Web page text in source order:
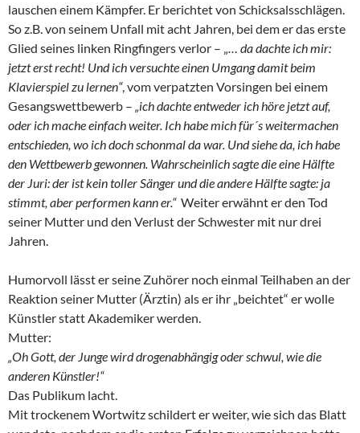
lauschen einem Kämpfer. Er berichtet von Schicksalsschlägen.
So z.B. von seinem Unfall mit acht Jahren, bei dem er das erste
Glied seines linken Ringfingers verlor – „
… da dachte ich mir:
jetzt erst recht! Und ich versuchte einen Umgang damit beim
Klavierspiel zu lernen“, vom verpatzten Vorsingen bei einem
Gesangswettbewerb – „ich dachte entweder ich höre jetzt auf,
oder ich mache einfach weiter. Ich habe mich für´s weitermachen
entschieden, wo ich doch schonmal da war. Und siehe da, ich habe
den Wettbewerb gewonnen. Wahrscheinlich sagte die eine Hälfte
der Juri: der ist kein toller Sänger und die andere Hälfte sagte: ja
stimmt, aber performen kann er.“Weiter erwähnt er den Tod
seiner Mutter und den Verlust der Schwester mit nur drei
Jahren.
Humorvoll lässt er seine Zuhörer noch einmal Teilhaben an der
Reaktion seiner Mutter (Ärztin) als er ihr „beichtet“ er wolle
Künstler statt Akademiker werden.
Mutter:
„Oh Gott, der Junge wird drogenabhängig oder schwul, wie die
anderen Künstler!“
Das Publikum lacht.
Mit trockenem Wortwitz schildert er weiter, wie sich das Blatt